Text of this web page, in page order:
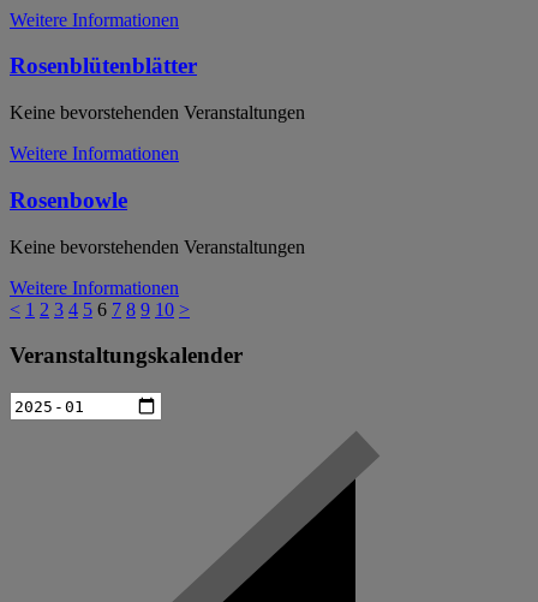
Weitere Informationen
Rosenblütenblätter
Keine bevorstehenden Veranstaltungen
Weitere Informationen
Rosenbowle
Keine bevorstehenden Veranstaltungen
Weitere Informationen
< 1 2 3 4 5 6 7 8 9 10 >
Veranstaltungskalender